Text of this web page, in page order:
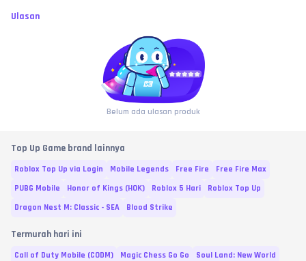
Ulasan
Belum ada ulasan produk
Top Up Game brand lainnya
Roblox Top Up via Login Mobile Legends Free Fire
Free Fire Max
PUBG Mobile
Honor of Kings (HOK) Roblox 5 Hari
Roblox Top Up
Dragon Nest M: Classic - SEA
Blood Strike
Termurah hari ini
Call of Duty Mobile (CODM) Magic Chess Go Go
Soul Land: New World